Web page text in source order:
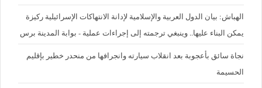
الهباش: بيان الدول العربية والإسلامية لإدانة الانتهاكات الإسرائيلية ركيزة
يمكن البناء عليها.. وينبغي ترجمته إلى إجراءات عملية - بوابة المدينة برس
نجاة سائق بأعجوبة بعد انقلاب سيارته وانجرافها من منحدر خطير بإقليم
الحسيمة